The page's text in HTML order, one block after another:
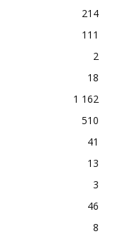
214
111
2
18
1 162
510
41
13
3
46
8